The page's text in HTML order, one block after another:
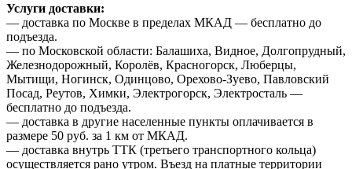
Услуги доставки:
— доставка по Москве в пределах МКАД — бесплатно до
подъезда.
— по Московской области: Балашиха, Видное, Долгопрудный,
Железнодорожный, Королёв, Красногорск, Люберцы,
Мытищи, Ногинск, Одинцово, Орехово-Зуево, Павловский
Посад, Реутов, Химки, Электрогорск, Электросталь —
бесплатно до подъезда.
— доставка в другие населенные пункты оплачивается в
размере 50 руб. за 1 км от МКАД.
— доставка внутрь ТТК (третьего транспортного кольца)
осуществляется рано утром. Въезд на платные территории